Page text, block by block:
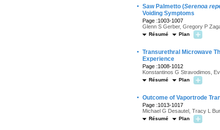
· Saw Palmetto (Serenoa
Voiding Symptoms
Page :1003-1007
Glenn S Gerber, Gregory P
Résumé Plan
· Transurethral Microwave
Experience
Page :1008-1012
Konstantinos G Stravodimos,
Résumé Plan
· Outcome of Vaportrode
Page :1013-1017
Michael G Desautel, Tracy L
Résumé Plan